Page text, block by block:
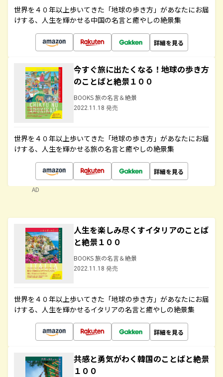
世界を４０年以上歩いてきた「地球の歩き方」があなたにお届
けする、人生を輝かせる中国の名言と癒やしの絶景集
詳細を見る
今すぐ旅に出たくなる！地球の歩き方
のことばと絶景１００
BOOKS 旅の名言＆絶景
2022.11.18 発売
世界を４０年以上歩いてきた「地球の歩き方」があなたにお届
けする、人生を輝かせる旅の名言と癒やしの絶景集
詳細を見る
AD
人生を楽しみ尽くすイタリアのことば
と絶景１００
BOOKS 旅の名言＆絶景
2022.11.18 発売
世界を４０年以上歩いてきた「地球の歩き方」があなたにお届
けする、人生を輝かせるイタリアの名言と癒やしの絶景集
詳細を見る
共感と勇気がわく韓国のことばと絶景
１００